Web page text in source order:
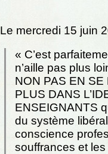
Le mercredi 15 juin
« C’est
n’aille pas plus
NON PAS EN
PLUS DANS
ENSEIGNANTS
du système
conscience
souffrances et